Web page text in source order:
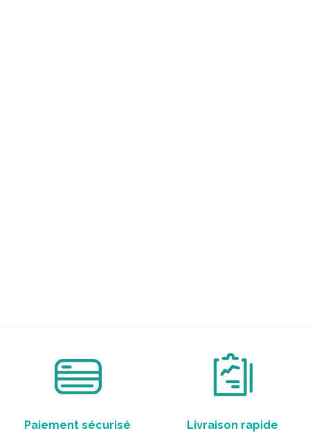
Paiement sécurisé Livraison rapide